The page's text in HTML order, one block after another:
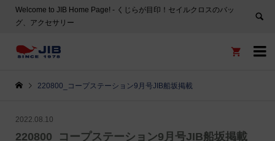
Welcome to JIB Home Page! ‐ くじらが目印！セイルクロスのバッ
グ、アクセサリー


220800_コープステーション9月号JIB船坂掲載
2022.08.10
220800_コープステーション9月号JIB船坂掲載